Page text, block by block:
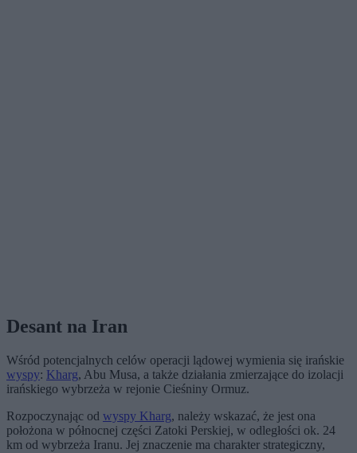
Desant na Iran
Wśród potencjalnych celów operacji lądowej wymienia się irańskie
wyspy: Kharg, Abu Musa, a także działania zmierzające do izolacji
irańskiego wybrzeża w rejonie Cieśniny Ormuz.
Rozpoczynając od wyspy Kharg, należy wskazać, że jest ona
położona w północnej części Zatoki Perskiej, w odległości ok. 24
km od wybrzeża Iranu. Jej znaczenie ma charakter strategiczny,